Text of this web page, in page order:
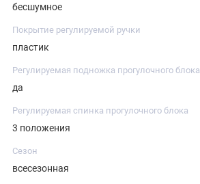
бесшумное
Покрытие регулируемой ручки
пластик
Регулируемая подножка прогулочного блока
да
Регулируемая спинка прогулочного блока
3 положения
Сезон
всесезонная